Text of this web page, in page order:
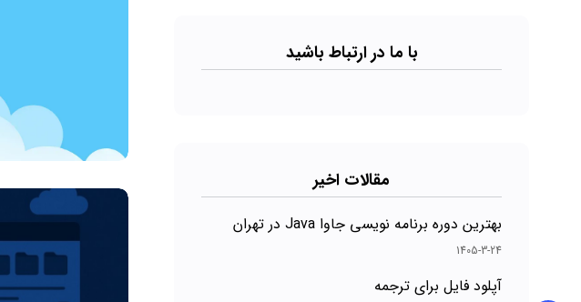
با ما در ارتباط باشید
مقالات اخیر
بهترین دوره برنامه نویسی جاوا Java در تهران
1405-3-24
آپلود فایل برای ترجمه